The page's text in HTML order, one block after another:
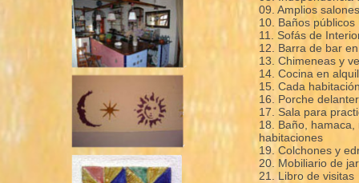
09. Amplios
10. Baños públicos
11. Sofás de
12. Barra de bar
13. Chimeneas y
14. Cocina en
15. Cada
16. Porche
17. Sala para
18. Baño,
habitaciones
19. Colchones y
20. Mobiliario de
21. Libro de visitas